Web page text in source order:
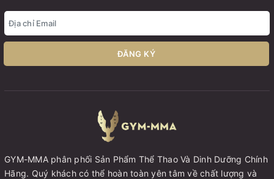
ĐĂNG KÝ
GYM-MMA phân phối Sản Phẩm Thể Thao Và Dinh Dưỡng Chính
Hãng. Quý khách có thể hoàn toàn yên tâm về chất lượng và